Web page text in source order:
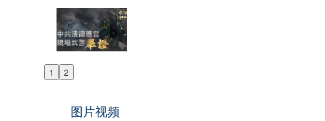
1 2
Previous
图片视频